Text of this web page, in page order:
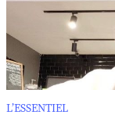
L’ESSENTIEL